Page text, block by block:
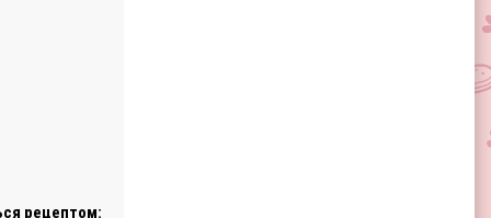
рецептом: